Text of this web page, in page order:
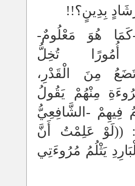
بِدِينٍ؟!!
هُوَ مَعْلُومٌ-
أُمُورًا تُخِلُّ
مِنَ الْقَدْرِ،
مِنْهُمْ يَقُولُ
فِيهِمْ -الشَّافِعِيُّ
: ((لَوْ عَلِمْتُ أَنَّ
يَثْلُمُ مُرُوءَتِي